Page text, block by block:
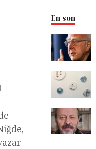
En son